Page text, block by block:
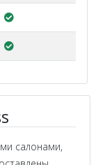
салонами,